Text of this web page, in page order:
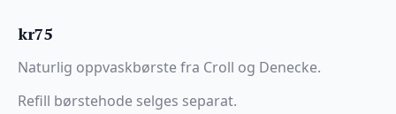
kr75
Naturlig oppvaskbørste fra Croll og Denecke.
Refill børstehode selges separat.